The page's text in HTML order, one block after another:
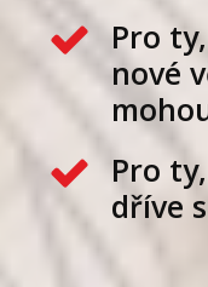
Pro
nové
Pro
dříve